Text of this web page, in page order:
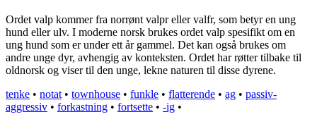
Ordet valp kommer fra norrønt valpr eller valfr, som betyr en ung
hund eller ulv. I moderne norsk brukes ordet valp spesifikt om en
ung hund som er under ett år gammel. Det kan også brukes om
andre unge dyr, avhengig av konteksten. Ordet har røtter tilbake til
oldnorsk og viser til den unge, lekne naturen til disse dyrene.
tenke • notat • townhouse • funkle • flatterende • ag • passiv-
aggressiv • forkastning • fortsette • -ig •